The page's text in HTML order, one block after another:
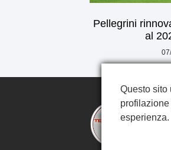
Pellegrini
al
Questo sito
esperienza.